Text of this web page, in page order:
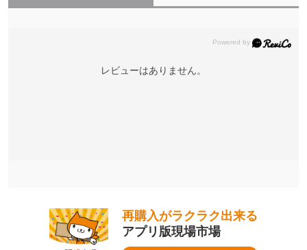
レビューはありません。
再購入がラクラク出来る
アプリ版現場市場